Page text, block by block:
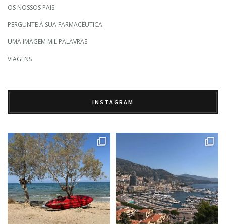
OS NOSSOS PAIS
PERGUNTE À SUA FARMACÊUTICA
UMA IMAGEM MIL PALAVRAS
VIAGENS
INSTAGRAM